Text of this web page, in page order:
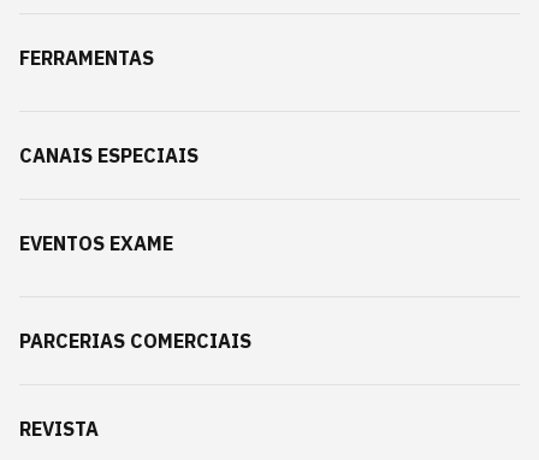
FERRAMENTAS
CANAIS ESPECIAIS
EVENTOS EXAME
PARCERIAS COMERCIAIS
REVISTA